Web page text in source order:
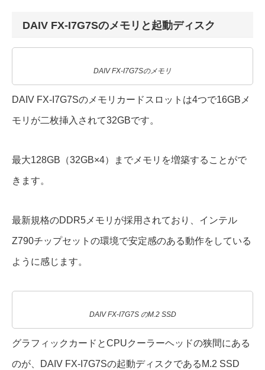
DAIV FX-I7G7Sのメモリと起動ディスク
DAIV FX-I7G7Sのメモリ
DAIV FX-I7G7Sのメモリカードスロットは4つで16GBメ
モリが二枚挿入されて32GBです。
最大128GB（32GB×4）までメモリを増築することがで
きます。
最新規格のDDR5メモリが採用されており、インテル
Z790チップセットの環境で安定感のある動作をしている
ように感じます。
DAIV FX-I7G7S のM.2 SSD
グラフィックカードとCPUクーラーヘッドの狭間にある
のが、DAIV FX-I7G7Sの起動ディスクであるM.2 SSD